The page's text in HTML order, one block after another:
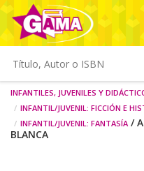
Infantiles, juveniles y
Infantil/juvenil: ficción e
Infantil/juvenil: fantasía/
BLANCA